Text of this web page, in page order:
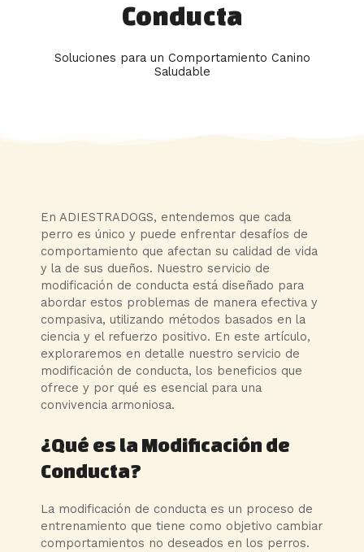
Conducta
Soluciones para un Comportamiento Canino
Saludable
En ADIESTRADOGS, entendemos que cada
perro es único y puede enfrentar desafíos de
comportamiento que afectan su calidad de vida
y la de sus dueños. Nuestro servicio de
modificación de conducta está diseñado para
abordar estos problemas de manera efectiva y
compasiva, utilizando métodos basados en la
ciencia y el refuerzo positivo. En este artículo,
exploraremos en detalle nuestro servicio de
modificación de conducta, los beneficios que
ofrece y por qué es esencial para una
convivencia armoniosa.
¿Qué es la Modificación de
Conducta?
La modificación de conducta es un proceso de
entrenamiento que tiene como objetivo cambiar
comportamientos no deseados en los perros.